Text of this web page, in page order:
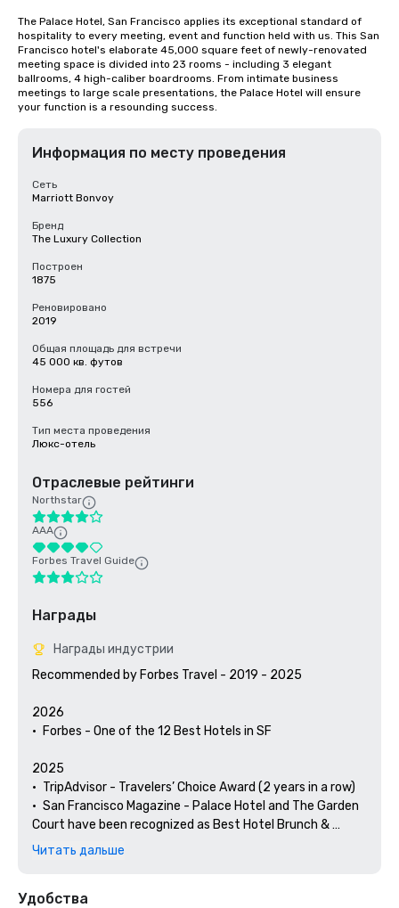
The Palace Hotel, San Francisco applies its exceptional standard of
hospitality to every meeting, event and function held with us. This San
Francisco hotel's elaborate 45,000 square feet of newly-renovated
meeting space is divided into 23 rooms - including 3 elegant
ballrooms, 4 high-caliber boardrooms. From intimate business
meetings to large scale presentations, the Palace Hotel will ensure
your function is a resounding success.
Информация по месту проведения
Сеть
Marriott Bonvoy
Бренд
The Luxury Collection
Построен
1875
Реновировано
2019
Общая площадь для встречи
45 000 кв. футов
Номера для гостей
556
Тип места проведения
Люкс-отель
Отраслевые рейтинги
Northstar
AAA
Forbes Travel Guide
Награды
Награды индустрии
Recommended by Forbes Travel - 2019 - 2025
2026
•	Forbes - One of the 12 Best Hotels in SF
2025
•	TripAdvisor - Travelers’ Choice Award (2 years in a row)
•	San Francisco Magazine - Palace Hotel and The Garden
Court have been recognized as Best Hotel Brunch &
Setting
•	Thrillist - Best Things to Do in San Francisco for an Arts
Читать дальше
Удобства